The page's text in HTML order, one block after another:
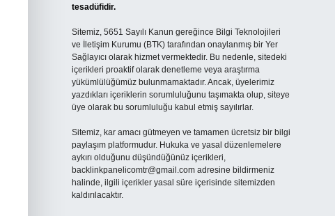
tesadüfidir.
Sitemiz, 5651 Sayılı Kanun gereğince Bilgi Teknolojileri
ve İletişim Kurumu (BTK) tarafından onaylanmış bir Yer
Sağlayıcı olarak hizmet vermektedir. Bu nedenle, sitedeki
içerikleri proaktif olarak denetleme veya araştırma
yükümlülüğümüz bulunmamaktadır. Ancak, üyelerimiz
yazdıkları içeriklerin sorumluluğunu taşımakta olup, siteye
üye olarak bu sorumluluğu kabul etmiş sayılırlar.
Sitemiz, kar amacı gütmeyen ve tamamen ücretsiz bir bilgi
paylaşım platformudur. Hukuka ve yasal düzenlemelere
aykırı olduğunu düşündüğünüz içerikleri,
backlinkpanelicomtr@gmail.comadresine bildirmeniz
halinde, ilgili içerikler yasal süre içerisinde sitemizden
kaldırılacaktır.